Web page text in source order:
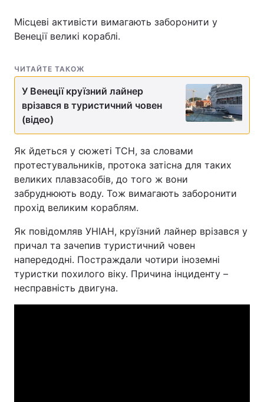
Місцеві активісти вимагають заборонити у
Венеції великі кораблі.
ЧИТАЙТЕ ТАКОЖ
У Венеції круїзний лайнер
врізався в туристичний човен
(відео)
Як йдеться у сюжеті ТСН, за словами
протестувальників, протока затісна для таких
великих плавзасобів, до того ж вони
забруднюють воду. Тож вимагають заборонити
прохід великим кораблям.
Як повідомляв УНІАН, круїзний лайнер врізався у
причал та зачепив туристичний човен
напередодні. Постраждали чотири іноземні
туристки похилого віку. Причина інциденту –
несправність двигуна.